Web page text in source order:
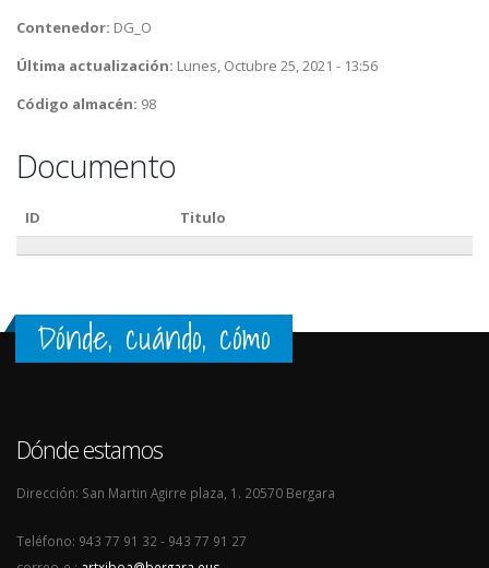
Contenedor: DG_O
Última actualización: Lunes, Octubre 25, 2021 - 13:56
Código almacén: 98
Documento
ID Titulo
Dónde, cuándo, cómo
Dónde estamos
Dirección: San Martin Agirre plaza, 1. 20570 Bergara
Teléfono: 943 77 91 32 - 943 77 91 27